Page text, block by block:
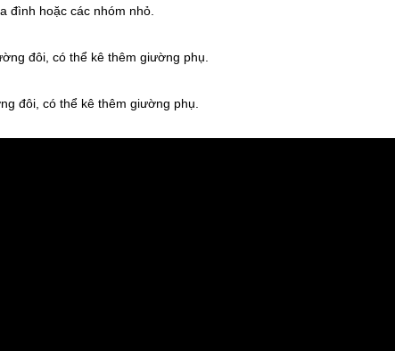
đình hoặc các nhóm nhỏ.
đôi, có thể kê thêm giường phụ.
đôi, có thể kê thêm giường phụ.